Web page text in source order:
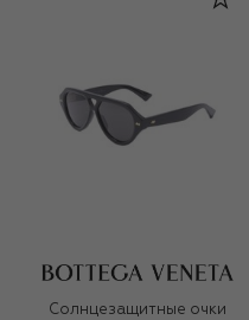
Солнцезащитные очки